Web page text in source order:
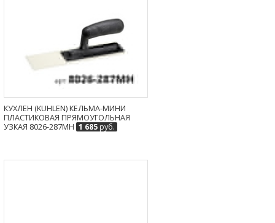
КУХЛЕН (KUHLEN) КЕЛЬМА-МИНИ
ПЛАСТИКОВАЯ ПРЯМОУГОЛЬНАЯ
УЗКАЯ 8026-287MH 1 685руб.